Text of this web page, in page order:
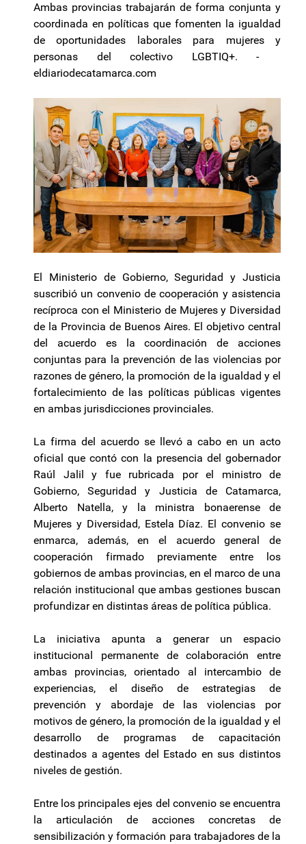
Ambas provincias trabajarán de forma conjunta y
coordinada en políticas que fomenten la igualdad
de oportunidades laborales para mujeres y
personas del colectivo LGBTIQ+. -
eldiariodecatamarca.com
El Ministerio de Gobierno, Seguridad y Justicia
suscribió un convenio de cooperación y asistencia
recíproca con el Ministerio de Mujeres y Diversidad
de la Provincia de Buenos Aires. El objetivo central
del acuerdo es la coordinación de acciones
conjuntas para la prevención de las violencias por
razones de género, la promoción de la igualdad y el
fortalecimiento de las políticas públicas vigentes
en ambas jurisdicciones provinciales.
La firma del acuerdo se llevó a cabo en un acto
oficial que contó con la presencia del gobernador
Raúl Jalil y fue rubricada por el ministro de
Gobierno, Seguridad y Justicia de Catamarca,
Alberto Natella, y la ministra bonaerense de
Mujeres y Diversidad, Estela Díaz. El convenio se
enmarca, además, en el acuerdo general de
cooperación firmado previamente entre los
gobiernos de ambas provincias, en el marco de una
relación institucional que ambas gestiones buscan
profundizar en distintas áreas de política pública.
La iniciativa apunta a generar un espacio
institucional permanente de colaboración entre
ambas provincias, orientado al intercambio de
experiencias, el diseño de estrategias de
prevención y abordaje de las violencias por
motivos de género, la promoción de la igualdad y el
desarrollo de programas de capacitación
destinados a agentes del Estado en sus distintos
niveles de gestión.
Entre los principales ejes del convenio se encuentra
la articulación de acciones concretas de
sensibilización y formación para trabajadores de la